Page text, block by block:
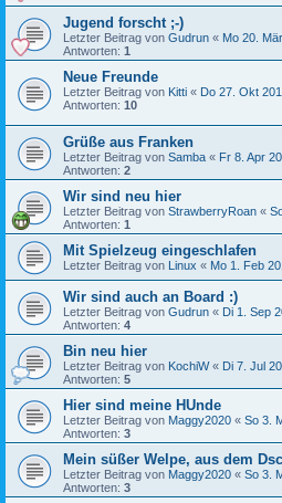
Jugend forscht ;-)
Letzter Beitrag von Gudrun « Mo 20.
Antworten: 1
Neue Freunde
Letzter Beitrag von Kitti « Do 27. Okt
Antworten: 10
Grüße aus Franken
Letzter Beitrag von Samba « Fr 8. Apr
Antworten: 2
Wir sind neu hier
Letzter Beitrag von StrawberryRoan «
Antworten: 1
Mit Spielzeug eingeschlafen
Letzter Beitrag von Linux « Mo 1. Feb
Wir sind auch an Board :)
Letzter Beitrag von Gudrun « Di 1. Sep
Antworten: 4
Bin neu hier
Letzter Beitrag von KochiW« Di 7. Jul
Antworten: 5
Hier sind meine HUnde
Letzter Beitrag von Maggy2020 « So 3.
Antworten: 3
Mein süßer Welpe, aus dem
Letzter Beitrag von Maggy2020 « So 3.
Antworten: 3